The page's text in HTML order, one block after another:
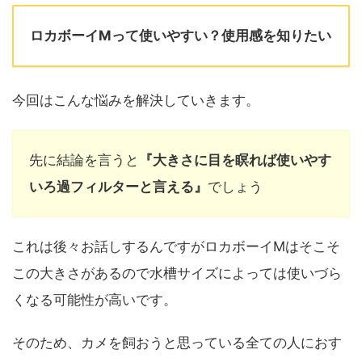
ロカボーイMって使いやすい？使用感を知りたい
今回はこんな悩みを解決していきます。
先に結論を言うと
『大きさに目を瞑れば使いやす
いろ過フィルターと言える』 でしょう
これは後々お話しするんですがロカボーイMはそこそ
この大きさがあるので水槽サイズによっては使いづら
くなる可能性が高いです。
そのため、カメを飼おうと思っている全ての人におす